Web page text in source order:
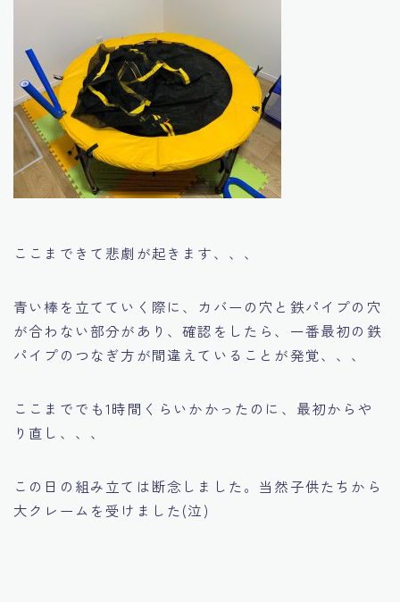
ここまできて悲劇が起きます、、、
青い棒を立てていく際に、カバーの穴と鉄パイプの穴
が合わない部分があり、確認をしたら、一番最初の鉄
パイプのつなぎ方が間違えていることが発覚、、、
ここまででも1時間くらいかかったのに、最初からや
り直し、、、
この日の組み立ては断念しました。当然子供たちから
大クレームを受けました(泣)